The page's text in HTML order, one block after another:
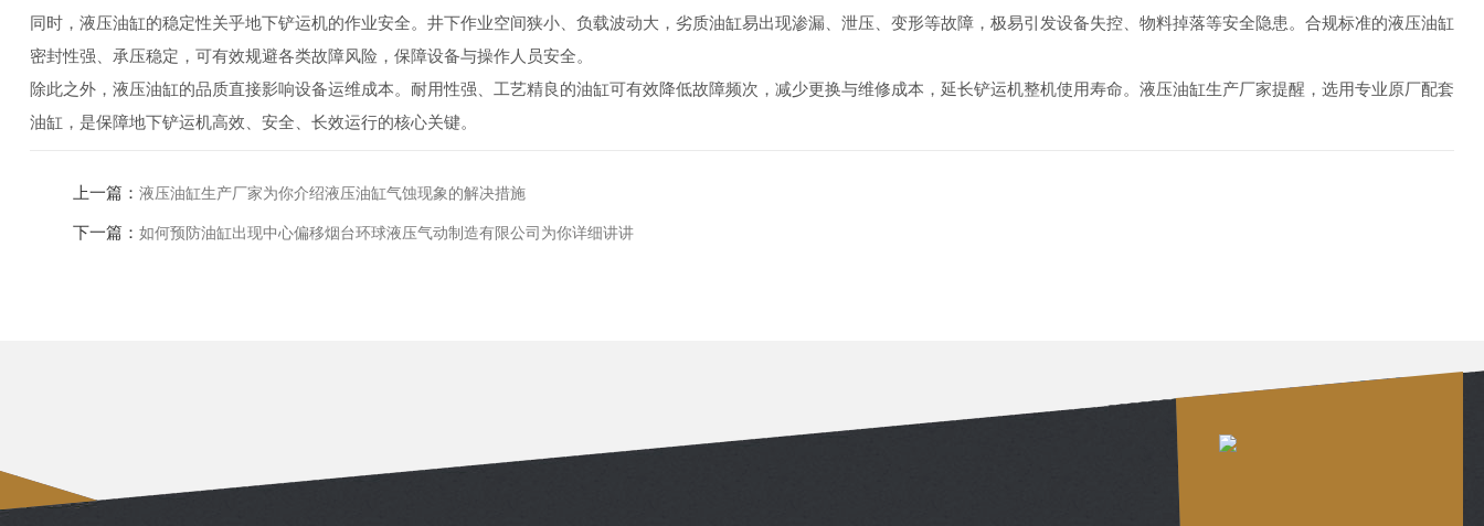
同时，液压油缸的稳定性关乎地下铲运机的作业安全。井下作业空间狭小、负载波动大，劣质油缸易出现渗漏、泄压、变形等故障，极易引发设备失控、物料掉落等安全隐患。合规标准的液压油缸
密封性强、承压稳定，可有效规避各类故障风险，保障设备与操作人员安全。
除此之外，液压油缸的品质直接影响设备运维成本。耐用性强、工艺精良的油缸可有效降低故障频次，减少更换与维修成本，延长铲运机整机使用寿命。液压油缸生产厂家提醒，选用专业原厂配套
油缸，是保障地下铲运机高效、安全、长效运行的核心关键。
上一篇： 液压油缸生产厂家为你介绍液压油缸气蚀现象的解决措施
下一篇： 如何预防油缸出现中心偏移烟台环球液压气动制造有限公司为你详细讲讲